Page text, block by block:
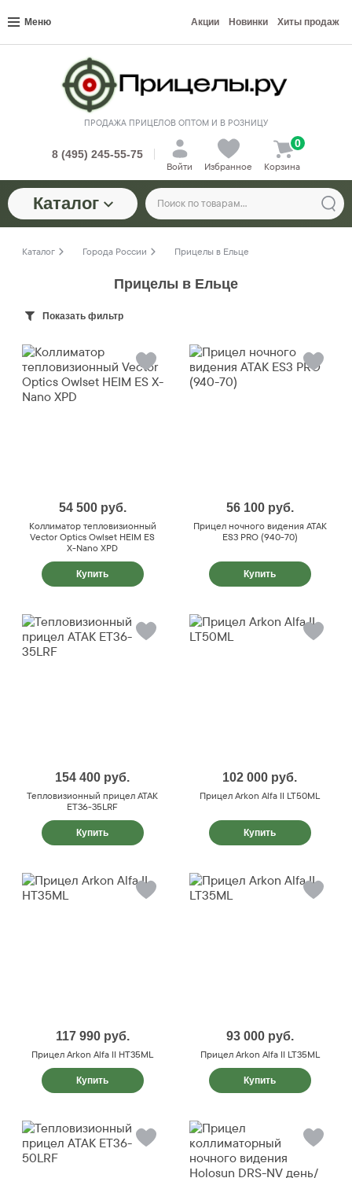
Меню Акции Новинки Хиты продаж
ПРОДАЖА ПРИЦЕЛОВ ОПТОМ И В РОЗНИЦУ
8 (495) 245-55-75
Войти
Избранное Корзина
0
Каталог
Каталог Города России Прицелы в Ельце
Прицелы в Ельце
Показать фильтр
54 500 руб.
Коллиматор тепловизионный
Vector Optics Owlset HEIM ES
X-Nano XPD
Купить
56 100 руб.
Прицел ночного видения ATAK
ES3 PRO (940-70)
Купить
154 400 руб.
Тепловизионный прицел ATAK
ET36-35LRF
Купить
102 000 руб.
Прицел Arkon Alfa II LT50ML
Купить
117 990 руб.
Прицел Arkon Alfa II HT35ML
Купить
93 000 руб.
Прицел Arkon Alfa II LT35ML
Купить